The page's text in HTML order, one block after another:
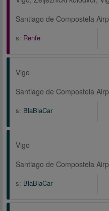
s: Renfe
Vigo
s: BlaBlaCar
Vigo
s: BlaBlaCar